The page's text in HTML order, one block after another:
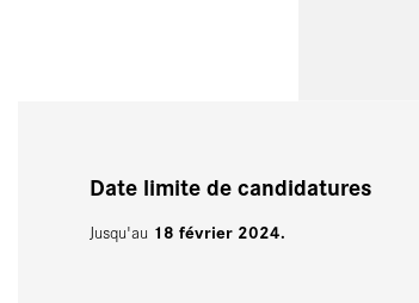
Date limite de candidatures
Jusqu'au 18 février 2024.